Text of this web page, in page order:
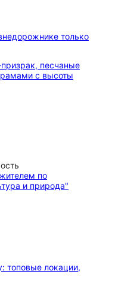
только
песчаные
с высоты
топовые локации,